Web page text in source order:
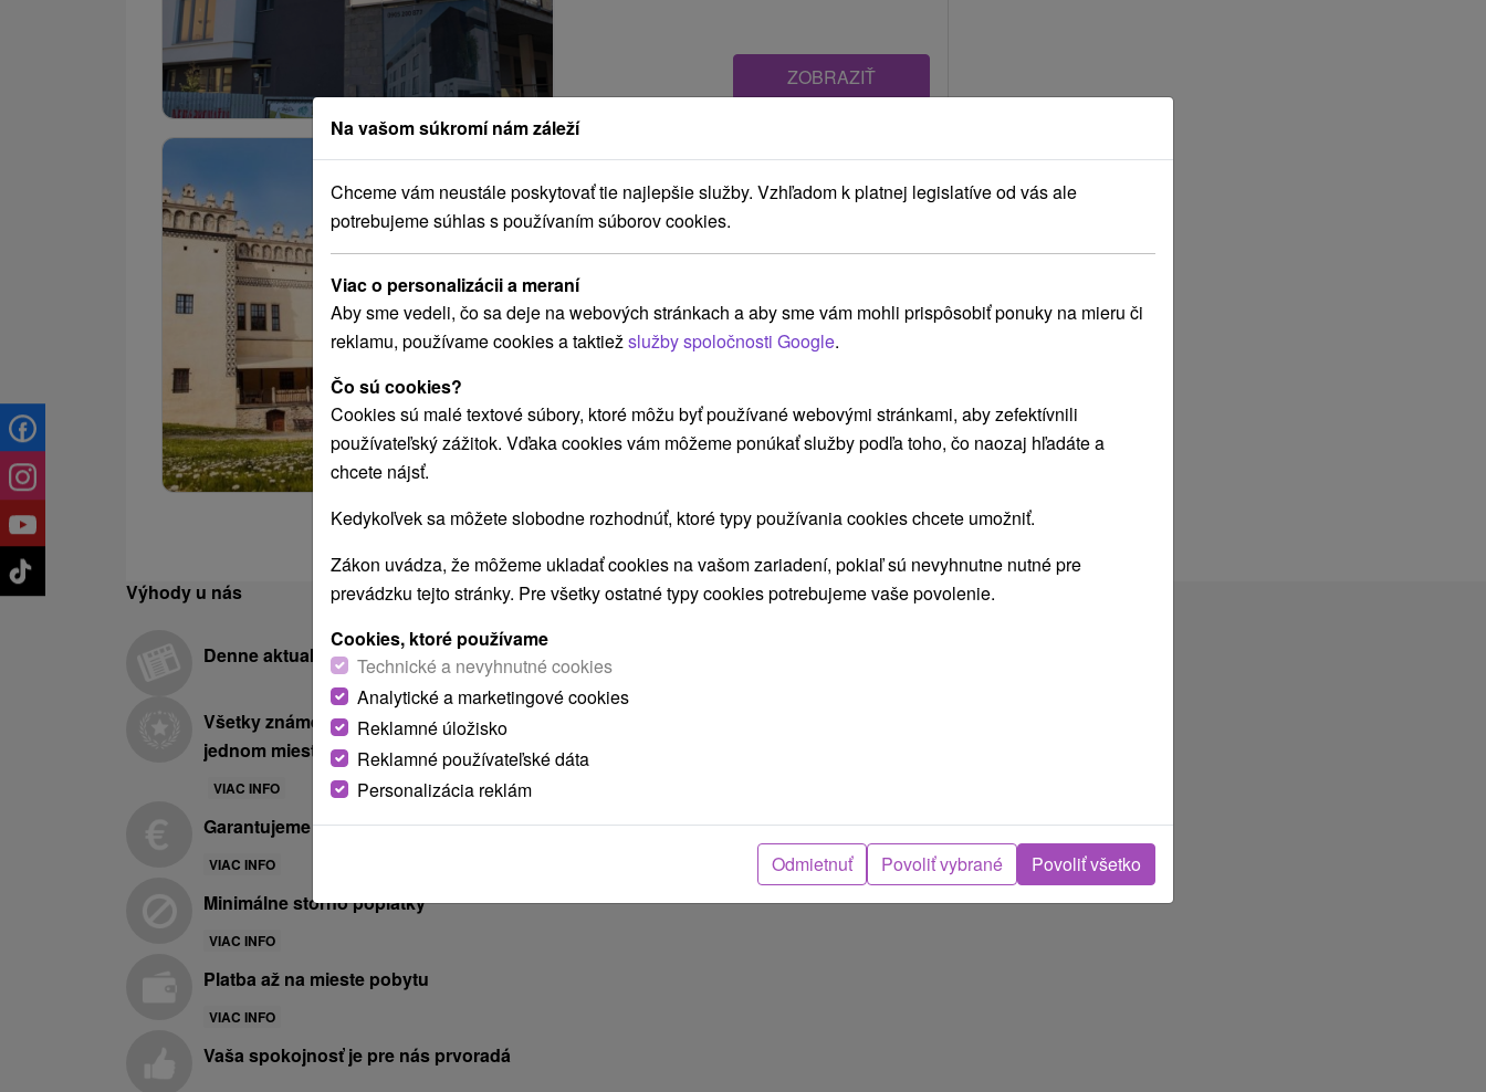
ZOBRAZIŤ
Kaštieľ Fričovce
Fričovce
Renesančný kaštieľ v obci Fričovce bol postavený
rodinou Berthóty v rokoch 1623 – 1630. Jedinečný
svojou...
ZOBRAZIŤ
Výhody u nás
Denne aktualizovaná ponuka
Všetky známe hotely a kúpele na
jednom mieste
VIAC INFO
Garantujeme najnižšie ceny
VIAC INFO
Minimálne storno poplatky
VIAC INFO
Platba až na mieste pobytu
VIAC INFO
Vaša spokojnosť je pre nás prvoradá
Na vašom súkromí nám záleží
Chceme vám neustále poskytovať tie najlepšie služby. Vzhľadom k platnej legislatíve od vás ale
potrebujeme súhlas s používaním súborov cookies.
Viac o personalizácii a meraní
Aby sme vedeli, čo sa deje na webových stránkach a aby sme vám mohli prispôsobiť ponuky na mieru či
reklamu, používame cookies a taktiež služby spoločnosti Google.
Čo sú cookies?
Cookies sú malé textové súbory, ktoré môžu byť používané webovými stránkami, aby zefektívnili
používateľský zážitok. Vďaka cookies vám môžeme ponúkať služby podľa toho, čo naozaj hľadáte a
chcete nájsť.
Kedykoľvek sa môžete slobodne rozhodnúť, ktoré typy používania cookies chcete umožniť.
Zákon uvádza, že môžeme ukladať cookies na vašom zariadení, pokiaľ sú nevyhnutne nutné pre
prevádzku tejto stránky. Pre všetky ostatné typy cookies potrebujeme vaše povolenie.
Cookies, ktoré používame
Technické a nevyhnutné cookies
Analytické a marketingové cookies
Reklamné úložisko
Reklamné používateľské dáta
Personalizácia reklám
Odmietnuť Povoliť vybrané Povoliť všetko